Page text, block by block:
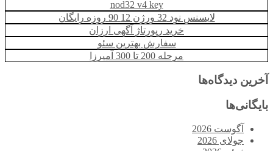
nod32 v4 key
لایسنس نود 32 ورژن 12 90 روزه رایگان
خرید رپورتاژ آگهی ارزان
سفارش بهترین سئو
مرحله 200 تا 300 آمیرزا
آخرین دیدگاه‌ها
بایگانی‌ها
آگوست 2026
جولای 2026